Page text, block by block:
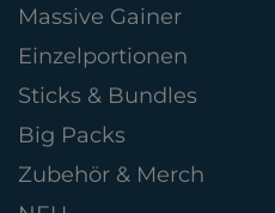
Massive Gainer
Einzelportionen
Sticks & Bundles
Big Packs
Zubehör & Merch